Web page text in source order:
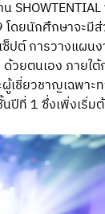
โดยนักศึกษาจะมี
ปต์ การวางแผน
ด้วยตนเอง ภายใ
เชี่ยวชาญเฉพาะ
ปีที่ 1 ซึ่งเพิ่งเริ่ม